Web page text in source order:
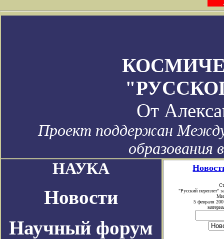
От
Проект поддержан
образования
НАУКА
Новости
Научный форум
"Русский переплет"
5 февраля